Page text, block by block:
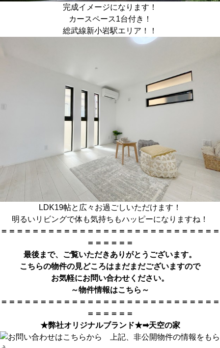
完成イメージになります！
カースペース1台付き！
総武線新小岩駅エリア！！
LDK19帖と広々お過ごしいただけます！
明るいリビングで体も気持ちもハッピーになりますね！
＝＝＝＝＝＝＝＝＝＝＝＝＝＝＝＝＝＝＝＝＝＝＝＝＝＝＝＝
＝＝＝＝＝＝
最後まで、ご覧いただきありがとうございます。
こちらの物件の見どころはまだまだございますので
お気軽にお問い合わせください。
～物件情報はこちら～
＝＝＝＝＝＝＝＝＝＝＝＝＝＝＝＝＝＝＝＝＝＝＝＝＝＝＝＝
＝＝＝＝＝＝
★弊社オリジナルブランド★➡天空の家